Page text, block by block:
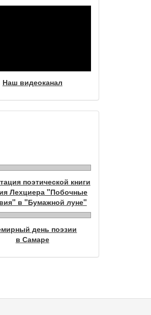
Наш видеоканал
поэтической книги
Лехциера "Побочные
в "Бумажной луне"
день поэзии
в Самаре